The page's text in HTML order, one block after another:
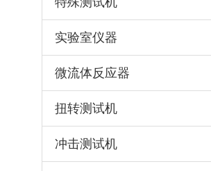
实验室仪器
微流体反应器
扭转测试机
冲击测试机